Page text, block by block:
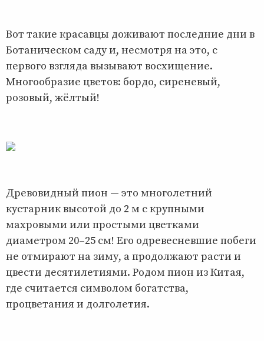
Вот такие красавцы доживают последние дни в
Ботаническом саду и, несмотря на это, с
первого взгляда вызывают восхищение.
Многообразие цветов: бордо, сиреневый,
розовый, жёлтый!
Древовидный пион — это многолетний
кустарник высотой до 2 м с крупными
махровыми или простыми цветками
диаметром 20–25 см! Его одревесневшие побеги
не отмирают на зиму, а продолжают расти и
цвести десятилетиями. Родом пион из Китая,
где считается символом богатства,
процветания и долголетия.